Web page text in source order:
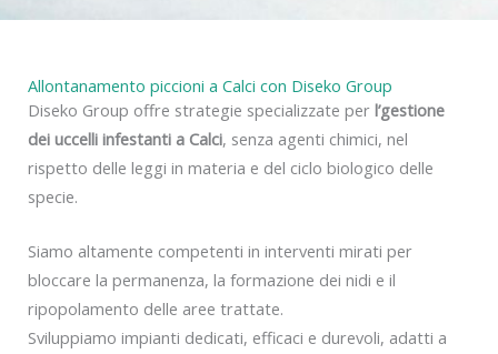
Allontanamento piccioni a Calci con Diseko Group
Diseko Group offre strategie specializzate per l’gestione
dei uccelli infestanti a Calci, senza agenti chimici, nel
rispetto delle leggi in materia e del ciclo biologico delle
specie.
Siamo altamente competenti in interventi mirati per
bloccare la permanenza, la formazione dei nidi e il
ripopolamento delle aree trattate.
Sviluppiamo impianti dedicati, efficaci e durevoli, adatti a